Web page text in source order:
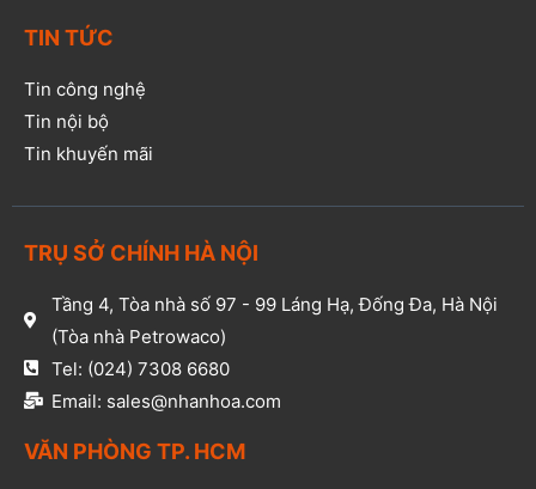
TIN TỨC
Tin công nghệ
Tin nội bộ
Tin khuyến mãi
TRỤ SỞ CHÍNH HÀ NỘI
Tầng 4, Tòa nhà số 97 - 99 Láng Hạ, Đống Đa, Hà Nội
(Tòa nhà Petrowaco)
Tel: (024) 7308 6680
Email: sales@nhanhoa.com
VĂN PHÒNG TP. HCM​